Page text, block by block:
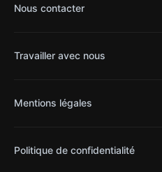
Nous contacter
Travailler avec nous
Mentions légales
Politique de confidentialité